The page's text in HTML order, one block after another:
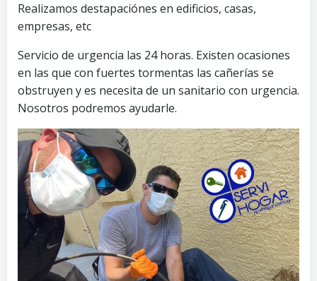
Realizamos destapaciónes en edificios, casas,
empresas, etc
Servicio de urgencia las 24 horas. Existen ocasiones
en las que con fuertes tormentas las cañerías se
obstruyen y es necesita de un sanitario con urgencia.
Nosotros podremos ayudarle.